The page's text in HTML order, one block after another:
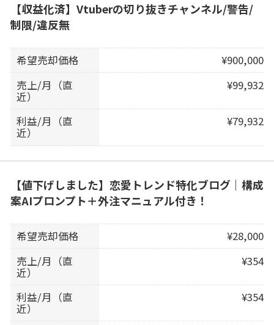
【収益化済】Vtuberの切り抜きチャンネル/警告/
制限/違反無
希望売却価格
¥900,000
売上/月（直
近）
¥99,932
利益/月（直
近）
¥79,932
【値下げしました】恋愛トレンド特化ブログ｜構成
案AIプロンプト＋外注マニュアル付き！
希望売却価格
¥28,000
売上/月（直
近）
¥354
利益/月（直
近）
¥354